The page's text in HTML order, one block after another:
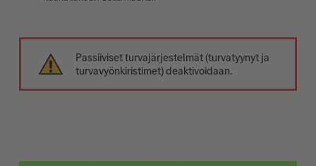
Passiiviset turvajärjestelmät (turvatyynyt ja
turvavyönkiristimet) deaktivoidaan.